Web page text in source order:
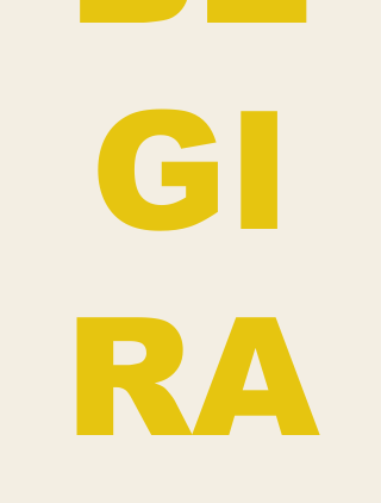
GI
RA